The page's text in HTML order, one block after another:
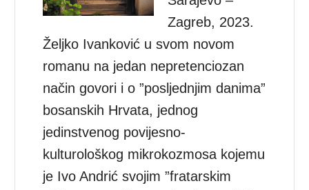
Zagreb, 2023.
Željko Ivanković u svom novom
romanu na jedan nepretenciozan
način govori i o ”posljednjim danima”
bosanskih Hrvata, jednog
jedinstvenog povijesno-
kulturološkog mikrokozmosa kojemu
je Ivo Andrić svojim ”fratarskim